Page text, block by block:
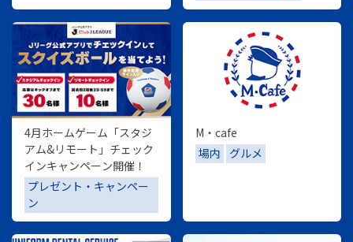
4月ホームゲーム「スタジ
アム&リモート」チェック
インキャンペーン開催！
プレゼント・キャンペー
ン
M・cafe
場内
グルメ